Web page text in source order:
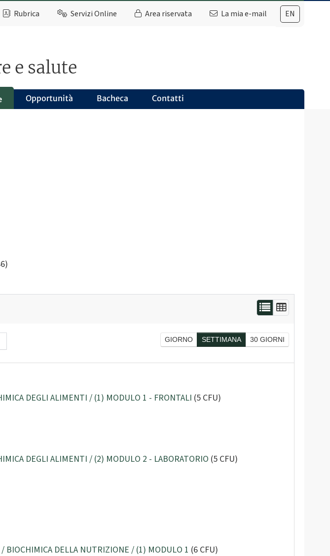
EN
Rubrica Servizi Online Area riservata La mia e-mail
e salute
Opportunità Bacheca Contatti
GIORNO SETTIMANA 30 GIORNI
Thu
30 31 1
13 14 15
DEGLI ALIMENTI / (1) MODULO 1 - FRONTALI (5 CFU)
DEGLI ALIMENTI / (2) MODULO 2 - LABORATORIO (5 CFU)
BIOCHIMICA DELLA NUTRIZIONE / (1) MODULO 1 (6 CFU)